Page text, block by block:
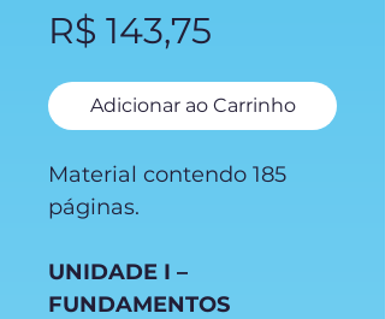
R$ 143,75
Adicionar ao Carrinho
Material contendo 185
páginas.
UNIDADE I –
FUNDAMENTOS